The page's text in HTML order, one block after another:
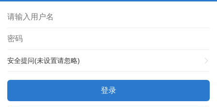
安全提问(未设置请忽略)
登录